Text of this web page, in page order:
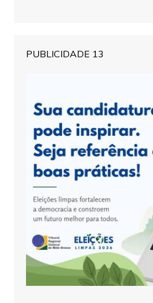
PUBLICIDADE 13